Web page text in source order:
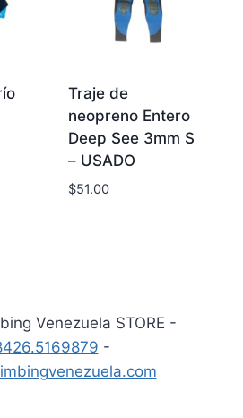
Traje de
neopreno Entero
Deep See 3mm S
– USADO
$51.00
Venezuela STORE -
-